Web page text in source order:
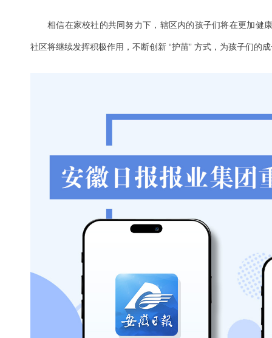
相信在家校社的共同努力下，辖区内的孩子们将在更加健
社区将继续发挥积极作用，不断创新 “护苗” 方式，为孩子们的